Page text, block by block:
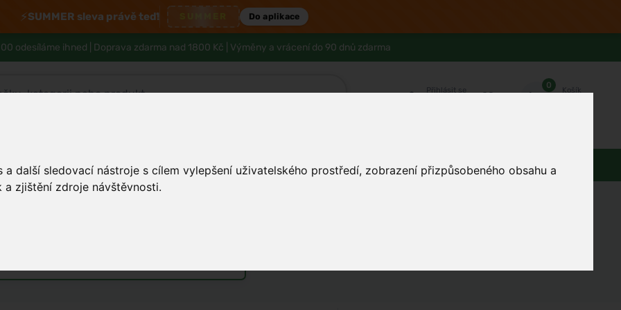
další sledovací nástroje s cílem vylepšení uživatelského prostředí, zobrazení přizpůsobeného obsahu a
zjištění zdroje návštěvnosti.
⚡SUMMER sleva právě teď! Do aplikace
odesíláme ihned | Doprava zdarma nad 1800 Kč | Výměny a vrácení do 90 dnů zdarma
Přihlásit se
0
Košík
Tělo a hygiena Zdraví Domácnost Dárky Obuv / oblečení
jako cesta k krásné pleti